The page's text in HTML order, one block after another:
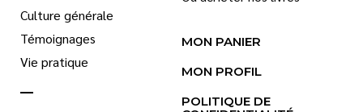
Culture générale
Témoignages
Vie pratique
MON PANIER
MON PROFIL
POLITIQUE DE